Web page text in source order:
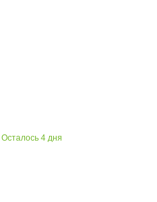
Осталось 4дня